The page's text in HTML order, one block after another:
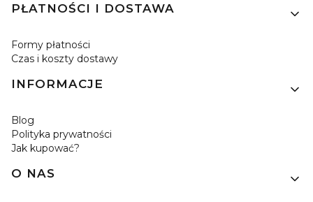
PŁATNOŚCI I DOSTAWA
Formy płatności
Czas i koszty dostawy
INFORMACJE
Blog
Polityka prywatności
Jak kupować?
O NAS